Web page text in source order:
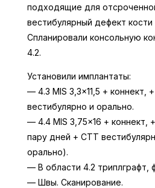
подходящие для
вестибулярный дефект кости
Спланировали консольную
4.2.
Установили имплантаты:
— 4.3 MIS 3,3×11,5 +
вестибулярно и орально.
— 4.4 MIS 3,75×16 + коннект,
пару дней + СТТ
орально).
— В области 4.2 триплграфт,
— Швы. Сканирование.